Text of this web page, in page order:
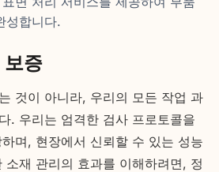
성합니다.
증
것이 아니라, 우리의 모든 작업 과
. 우리는 엄격한 검사 프로토콜을
며, 현장에서 신뢰할 수 있는 성능
소재 관리의 효과를 이해하려면, 정